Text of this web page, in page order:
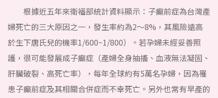
根據近五年來衛福部統計資料顯示：子癲前症為台灣產
婦死亡的三大原因之一，發生率約為2～8%，其風險遠高
於生下唐氏兒的機率1/600~1/800）。若孕婦未經妥善照
護，很可能發展成子癲症（產婦全身抽搐、血液無法凝固、
肝臟破裂、高死亡率），每年全球約有5萬名孕婦，因為罹
患子癲前症及其相關合併症而不幸死亡。另外也常有早產的